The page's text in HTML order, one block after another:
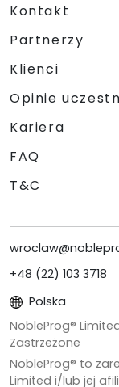
Kontakt
Partnerzy
Klienci
Opinie
Kariera
FAQ
T&C
+48 (22) 103 3718
Polska
NobleProg®
Zastrzeżone
NobleProg® to
Limited i/lub jej